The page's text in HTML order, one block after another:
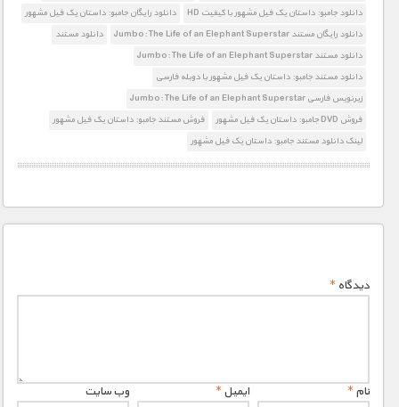
دانلود جامبو: داستان یک فیل مشهور‎ با کیفیت HD
دانلود رایگان جامبو: داستان یک فیل مشهور‎
دانلود رایگان مستند Jumbo: The Life of an Elephant Superstar
دانلود مستند
دانلود مستند Jumbo: The Life of an Elephant Superstar
دانلود مستند جامبو: داستان یک فیل مشهور‎ با دوبله فارسی
زیرنویس فارسی Jumbo: The Life of an Elephant Superstar
فروش DVD جامبو: داستان یک فیل مشهور‎
فروش مستند جامبو: داستان یک فیل مشهور‎
لینک دانلود مستند جامبو: داستان یک فیل مشهور‎
دیدگاه*
نام* ایمیل* وب‌ سایت